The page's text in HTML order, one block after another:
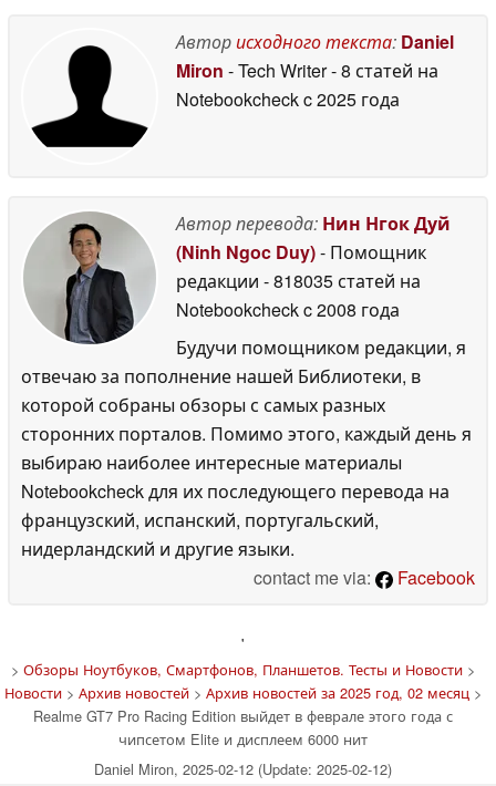
Авторисходного текста: Daniel
Miron - Tech Writer- 8 статей на
Notebookcheckc 2025 года
Автор перевода: Нин Нгок Дуй
(Ninh Ngoc Duy)- Помощник
редакции - 818035 статей на
Notebookcheckc 2008 года
Будучи помощником редакции, я
отвечаю за пополнение нашей Библиотеки, в
которой собраны обзоры с самых разных
сторонних порталов. Помимо этого, каждый день я
выбираю наиболее интересные материалы
Notebookcheck для их последующего перевода на
французский, испанский, португальский,
нидерландский и другие языки.
contact me via:
Facebook
'
> Обзоры Ноутбуков, Смартфонов, Планшетов. Тесты и Новости>
Новости> Архив новостей> Архив новостей за 2025 год, 02 месяц>
Realme GT7 Pro Racing Edition выйдет в феврале этого года с
чипсетом Elite и дисплеем 6000 нит
Daniel Miron, 2025-02-12 (Update: 2025-02-12)